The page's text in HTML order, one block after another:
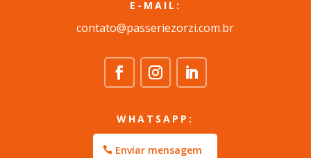
E-MAIL:
contato@passeriezorzi.com.br
WHATSAPP:
Enviar mensagem